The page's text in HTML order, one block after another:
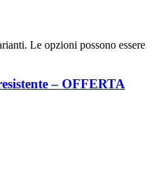
Le opzioni possono essere
– OFFERTA